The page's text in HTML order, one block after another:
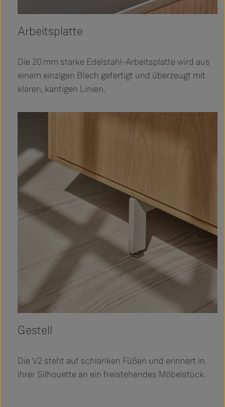
Arbeitsplatte
Die 20 mm starke Edelstahl-Arbeitsplatte wird aus
einem einzigen Blech gefertigt und überzeugt mit
klaren, kantigen Linien.
Gestell
Die V2 steht auf schlanken Füßen und erinnert in
ihrer Silhouette an ein freistehendes Möbelstück.